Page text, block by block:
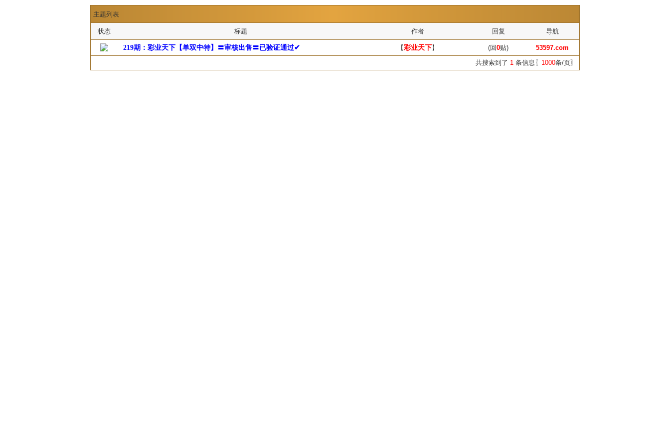
主题列表
状态 标题 作者 回复 导航
219期：彩业天下【单双中特】〓审核出售〓已验证通过✔ 【彩业天下】 (回0贴)
53597.com
共搜索到了 1 条信息〖 1000条/页〗